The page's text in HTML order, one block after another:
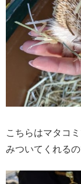
こちらはマタコ
みついてくれる